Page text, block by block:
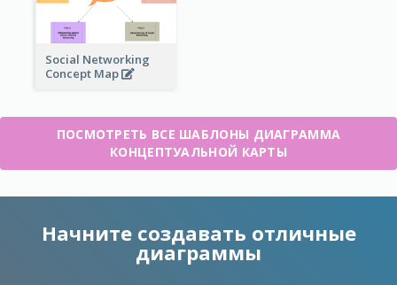
Social Networking
Concept Map
ПОСМОТРЕТЬ ВСЕ ШАБЛОНЫ ДИАГРАММА
КОНЦЕПТУАЛЬНОЙ КАРТЫ
Начните создавать отличные
диаграммы